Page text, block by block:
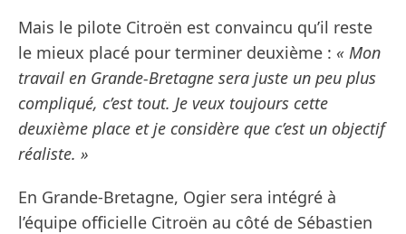
Mais le pilote Citroën est convaincu qu’il reste
le mieux placé pour terminer deuxième : « Mon
travail en Grande-Bretagne sera juste un peu plus
compliqué, c’est tout. Je veux toujours cette
deuxième place et je considère que c’est un objectif
réaliste. »
En Grande-Bretagne, Ogier sera intégré à
l’équipe officielle Citroën au côté de Sébastien